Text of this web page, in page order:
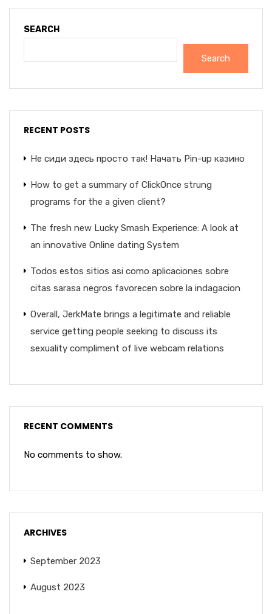
SEARCH
Search
RECENT POSTS
Не сиди здесь просто так! Начать Pin-up казино
How to get a summary of ClickOnce strung
programs for the a given client?
The fresh new Lucky Smash Experience: A look at
an innovative Online dating System
Todos estos sitios asi­ como aplicaciones sobre
citas sarasa negros favorecen sobre la indagacion
Overall, JerkMate brings a legitimate and reliable
service getting people seeking to discuss its
sexuality compliment of live webcam relations
RECENT COMMENTS
No comments to show.
ARCHIVES
September 2023
August 2023